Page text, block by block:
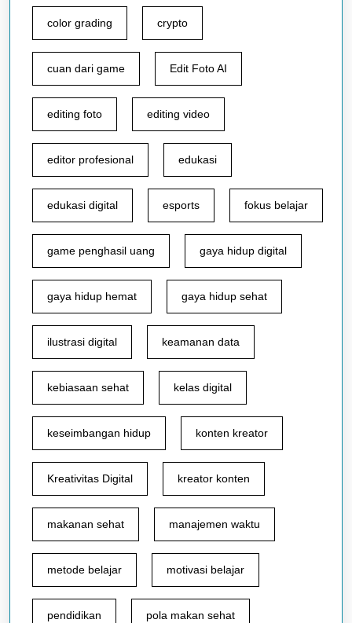
color grading crypto
cuan dari game Edit Foto AI
editing foto editing video
editor profesional edukasi
edukasi digital esports fokus belajar
game penghasil uang gaya hidup digital
gaya hidup hemat gaya hidup sehat
ilustrasi digital keamanan data
kebiasaan sehat kelas digital
keseimbangan hidup konten kreator
Kreativitas Digital kreator konten
makanan sehat manajemen waktu
metode belajar motivasi belajar
pendidikan pola makan sehat